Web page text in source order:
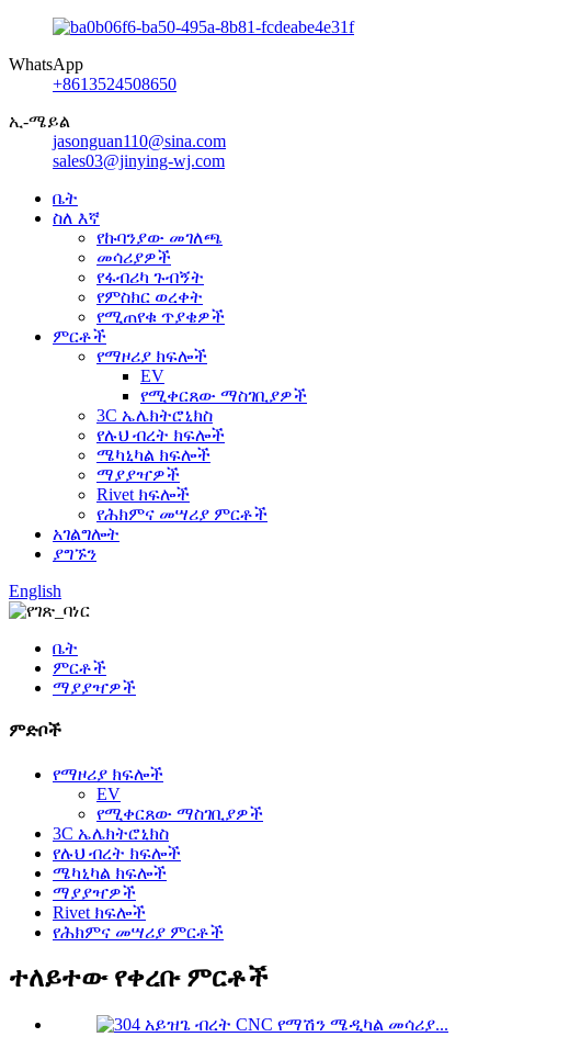
WhatsApp
+8613524508650
ኢ-ሜይል
jasonguan110@sina.com
sales03@jinying-wj.com
ቤት
ስለ እኛ
የኩባንያው መገለጫ
መሳሪያዎች
የፋብሪካ ጉብኝት
የምስክር ወረቀት
የሚጠየቁ ጥያቄዎች
ምርቶች
የማዞሪያ ክፍሎች
EV
የሚቀርጸው ማስገቢያዎች
3C ኤሌክትሮኒክስ
የሉህ ብረት ክፍሎች
ሜካኒካል ክፍሎች
ማያያዣዎች
Rivet ክፍሎች
የሕክምና መሣሪያ ምርቶች
አገልግሎት
ያግኙን
English
ቤት
ምርቶች
ማያያዣዎች
ምድቦች
የማዞሪያ ክፍሎች
EV
የሚቀርጸው ማስገቢያዎች
3C ኤሌክትሮኒክስ
የሉህ ብረት ክፍሎች
ሜካኒካል ክፍሎች
ማያያዣዎች
Rivet ክፍሎች
የሕክምና መሣሪያ ምርቶች
ተለይተው የቀረቡ ምርቶች